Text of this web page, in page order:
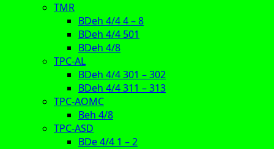
TMR
BDeh 4/4 4 – 8
BDeh 4/4 501
BDeh 4/8
TPC-AL
BDeh 4/4 301 – 302
BDeh 4/4 311 – 313
TPC-AOMC
Beh 4/8
TPC-ASD
BDe 4/4 1 – 2